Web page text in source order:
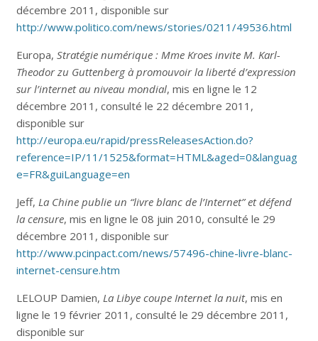
décembre 2011, disponible sur
http://www.politico.com/news/stories/0211/49536.html
Europa, Stratégie numérique : Mme Kroes invite M. Karl-
Theodor zu Guttenberg à promouvoir la liberté d’expression
sur l’internet au niveau mondial, mis en ligne le 12
décembre 2011, consulté le 22 décembre 2011,
disponible sur
http://europa.eu/rapid/pressReleasesAction.do?
reference=IP/11/1525&format=HTML&aged=0&languag
e=FR&guiLanguage=en
Jeff, La Chine publie un “livre blanc de l’Internet” et défend
la censure, mis en ligne le 08 juin 2010, consulté le 29
décembre 2011, disponible sur
http://www.pcinpact.com/news/57496-chine-livre-blanc-
internet-censure.htm
LELOUP Damien, La Libye coupe Internet la nuit, mis en
ligne le 19 février 2011, consulté le 29 décembre 2011,
disponible sur